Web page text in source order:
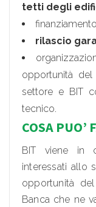
tetti degli
finanziamento
rilascio
opportunità del
settore e BIT
tecnico.
COSA PUO’
BIT viene in
interessati allo
opportunità
Banca che ne